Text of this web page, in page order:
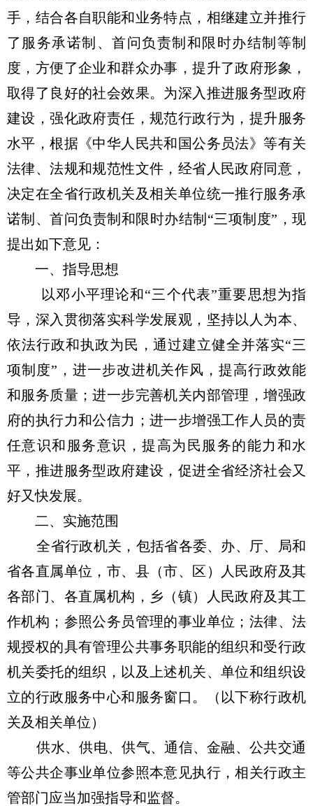
手，结合各自职能和业务特点，相继建立并推行
了服务承诺制、首问负责制和限时办结制等制
度，方便了企业和群众办事，提升了政府形象，
取得了良好的社会效果。为深入推进服务型政府
建设，强化政府责任，规范行政行为，提升服务
水平，根据《中华人民共和国公务员法》等有关
法律、法规和规范性文件，经省人民政府同意，
决定在全省行政机关及相关单位统一推行服务承
诺制、首问负责制和限时办结制“三项制度”，现
提出如下意见：
一、指导思想
以邓小平理论和“三个代表”重要思想为指
导，深入贯彻落实科学发展观，坚持以人为本、
依法行政和执政为民，通过建立健全并落实“三
项制度”，进一步改进机关作风，提高行政效能
和服务质量；进一步完善机关内部管理，增强政
府的执行力和公信力；进一步增强工作人员的责
任意识和服务意识，提高为民服务的能力和水
平，推进服务型政府建设，促进全省经济社会又
好又快发展。
二、实施范围
全省行政机关，包括省各委、办、厅、局和
省各直属单位，市、县（市、区）人民政府及其
各部门、各直属机构，乡（镇）人民政府及其工
作机构；参照公务员管理的事业单位；法律、法
规授权的具有管理公共事务职能的组织和受行政
机关委托的组织，以及上述机关、单位和组织设
立的行政服务中心和服务窗口。（以下称行政机
关及相关单位）
供水、供电、供气、通信、金融、公共交通
等公共企事业单位参照本意见执行，相关行政主
管部门应当加强指导和监督。